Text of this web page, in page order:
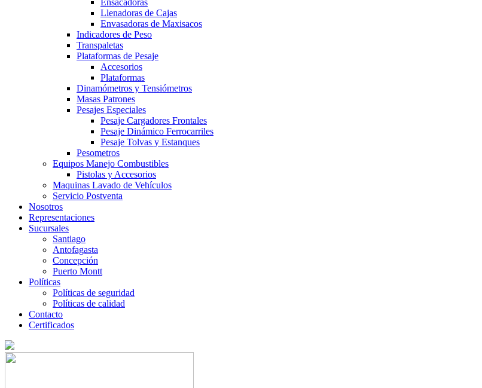
Ensacadoras
Llenadoras de Cajas
Envasadoras de Maxisacos
Indicadores de Peso
Transpaletas
Plataformas de Pesaje
Accesorios
Plataformas
Dinamómetros y Tensiómetros
Masas Patrones
Pesajes Especiales
Pesaje Cargadores Frontales
Pesaje Dinámico Ferrocarriles
Pesaje Tolvas y Estanques
Pesometros
Equipos Manejo Combustibles
Pistolas y Accesorios
Maquinas Lavado de Vehículos
Servicio Postventa
Nosotros
Representaciones
Sucursales
Santiago
Antofagasta
Concepción
Puerto Montt
Políticas
Políticas de seguridad
Políticas de calidad
Contacto
Certificados